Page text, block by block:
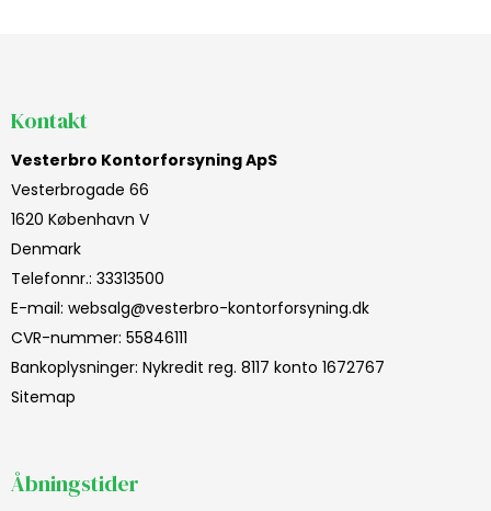
Kontakt
Vesterbro Kontorforsyning ApS
Vesterbrogade 66
1620 København V
Denmark
Telefonnr.: 33313500
E-mail: websalg@vesterbro-kontorforsyning.dk
CVR-nummer: 55846111
Bankoplysninger: Nykredit reg. 8117 konto 1672767
Sitemap
Åbningstider